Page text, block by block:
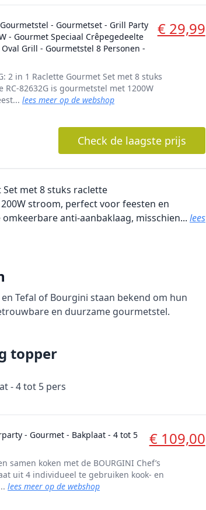
- Gourmetset - Grill Party
- Gourmet Speciaal Crêpegedeelte
Grill - Gourmetstel 8 Personen -
€ 29,99
2 in 1 Raclette Gourmet Set met 8 stuks
RC-82632G is gourmetstel met 1200W
lees meer op de webshop
Check de laagste prijs
Set met 8 stuks raclette
stroom, perfect voor feesten en
anti-aanbaklaag, misschien... lees
Tefal of Bourgini staan bekend om hun
en duurzame gourmetstel.
topper
- 4 tot 5 pers
- Gourmet - Bakplaat - 4 tot 5
€ 109,00
samen koken met de BOURGINI Chef’s
uit 4 individueel te gebruiken kook- en
lees meer op de webshop